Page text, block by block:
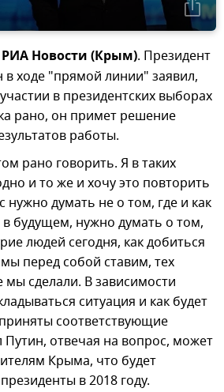
Новости (Крым). Президент
ходе "прямой линии" заявил,
в президентских выборах
рано, он примет решение
работы.
рано говорить. Я в таких
и то же и хочу это повторить
нужно думать не о том, где и как
будущем, нужно думать о том,
людей сегодня, как добиться
перед собой ставим, тех
сделали. В зависимости
ситуация и как будет
соответствующие
отвечая на вопрос, может
Крыма, что будет
в 2018 году.